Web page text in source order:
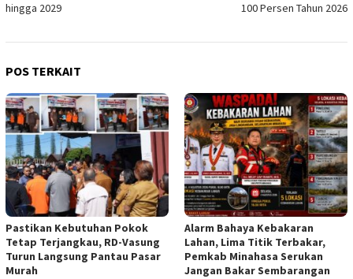
hingga 2029
100 Persen Tahun 2026
POS TERKAIT
Pastikan Kebutuhan Pokok
Tetap Terjangkau, RD-Vasung
Turun Langsung Pantau Pasar
Murah
Alarm Bahaya Kebakaran
Lahan, Lima Titik Terbakar,
Pemkab Minahasa Serukan
Jangan Bakar Sembarangan